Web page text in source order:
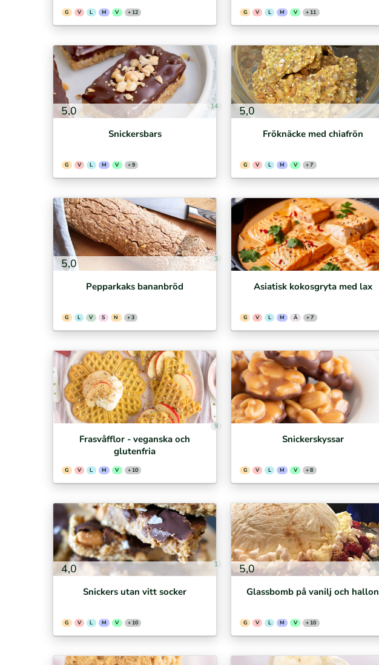
G V L M V + 12 G V L M V + 11
5,0 14
Snickersbars
G V L M V + 9
5,0
Fröknäcke med chiafrön
G V L M V + 7
5,0 3
Pepparkaks bananbröd
G L V S N + 3
Asiatisk kokosgryta med lax
G V L M Ä + 7
9
Frasvåfflor - veganska och
glutenfria
G V L M V + 10
Snickerskyssar
G V L M V + 8
4,0 1
Snickers utan vitt socker
G V L M V + 10
5,0
Glassbomb på vanilj och hallon
G V L M V + 10